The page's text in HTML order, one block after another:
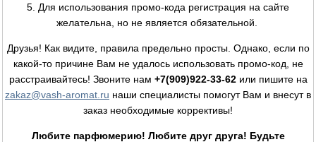
5. Для использования промо-кода регистрация на сайте
желательна, но не является обязательной.
Друзья! Как видите, правила предельно просты. Однако, если по
какой-то причине Вам не удалось использовать промо-код, не
расстраивайтесь! Звоните нам +7(909)922-33-62или пишите на
zakaz@vash-aromat.ru наши специалисты помогут Вам и внесут в
заказ необходимые коррективы!
Любите парфюмерию! Любите друг друга! Будьте